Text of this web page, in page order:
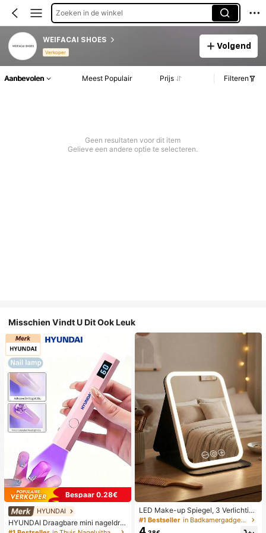
Zoeken in de winkel
WEIFACAI SHOES
Verkoper
Volgend
Aanbevolen Meest Populair Prijs Filteren
Geen resultaten voor dit item
Gelieve een andere optie te selecteren.
Misschien Vindt U Dit Ook Leuk
Bespaar 0.28€
HYUNDAI
HYUNDAI Draagbare mini nageldro
ger, oplaadbare handlamp UV/LED
LED Make-up Spiegel, 3 Verlichting
smodi, Verstelbare Helderheid, Draa
gbaar Vouwbaar Ontwerp, Geschikt
#1 Bestseller in Badkamergadgets die favoriet zijn bij klanten B